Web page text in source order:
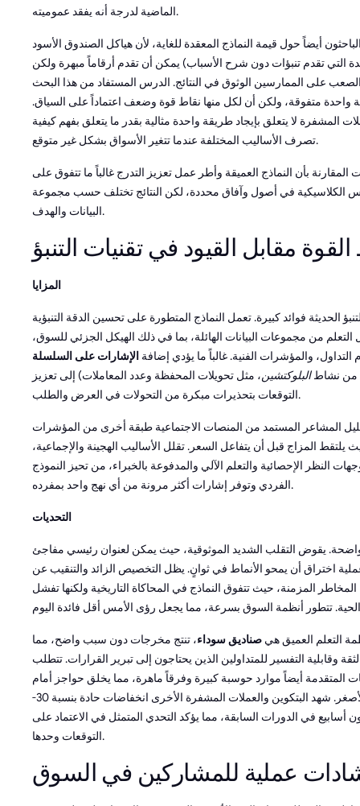
الماضية لدرجة أنه يفقد عموميته.
أيضاً حول قيمة النماذج المعقدة للغاية، لأن هياكل الصندوق الأسود
التي تقدم تنبؤات دون شرح الأسباب) يمكن أن تقدم أرقاماً مبهرة ولكن
على الممارسين الوثوق في النتائج. الدرس المستفاد من هذا البحث
متفوقة، ولكن أن لكل منها نقاط قوة وضعف اعتماداً على السياق.
المشفرة لا يتعلق بإيجاد طريقة واحدة مثالية بقدر ما يتعلق بفهم كيفية
تصرف الأساليب المختلفة عندما تتغير الأسواق بشكل غير متوقع.
المقارنة بأن النماذج العميقة وأطر عمل تعزيز التدرج غالباً ما تتفوق على
الكلاسيكية في أصول وآفاق محددة، لكن النتائج تختلف حسب مجموعة
البيانات والهدف.
مقابل القيود في تقنيات التنبؤ
المزايا
الحديثة فوائد كبيرة. تعمل النماذج المتطورة على تحسين الدقة التنبؤية
من مجموعات البيانات الهائلة، بما في ذلك الهيكل الجزئي للسوق،
التداول، والمؤشرات الفنية. غالباً ما يؤدي إضافة الإشارات على السلسلة
من نشاطالبلوكتشين، مثل تحويلات المحفظة وعدد المعاملات) إلى تعزيز
التوقعات بتحذيرات مبكرة من التحولات في العرض والطلب.
المشاعر المستمد من المنصات الاجتماعية طبقة أخرى من المؤشرات
يلتقط المزاج قبل أن يتفاعل السعر. تقلل الأساليب الهجينة والإجماعية،
النظر الإحصائية والتعلم الآلي والمدفوعة بالخبراء، من تحيز النموذج
الفردي وتوفر إشارات أكثر مرونة من أي نهج واحد بمفرده.
التحديات
واضحة. يقوض التقلب الشديد الموثوقية، حيث يمكن لعنوان رئيسي مفاجئ
اختراق أن يمحو الأنماط في ثوانٍ. يظل التخصيص الزائد والتنقيب عن
المخاطر المزمنة، حيث تتفوق النماذج في المحاكاة التاريخية ولكنها تفشل
التعلم العميق هي صناديق سوداء، تنتج مخرجات دون سبب واضح، مما
وقابلية التفسير للمتداولين الذين يحتاجون إلى تبرير القرارات. تتطلب
المتقدمة أيضاً موارد حوسبة كبيرة وفرقاً ماهرة، مما يخلق حواجز أمام
المشاركين الأصغر. شهد البتكوين والعملات المشفرة الأخرى انخفاضات حادة بنسبة 30-
أسابيع في الدورات السابقة، مما يؤكد التحدي المتمثل في الاعتماد على
التوقعات وحدها.
عملية للمشاركين في السوق